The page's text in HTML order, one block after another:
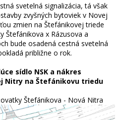
svetelná signalizácia, tá však
zvyšných bytoviek v Novej
zmien na Štefánikovej triede
Štefánikova x Rázusova a
bude osadená cestná svetelná
približne o rok.
sídlo NSK a nákres
Nitry na Štefánikovu triedu